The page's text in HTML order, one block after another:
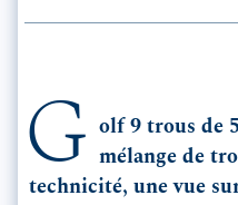
G
olf 9 trous de
mélange de
technicité, une vue